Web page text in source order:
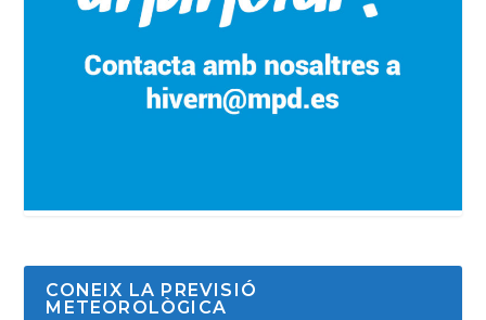
CONEIX LA PREVISIÓ
METEOROLÒGICA